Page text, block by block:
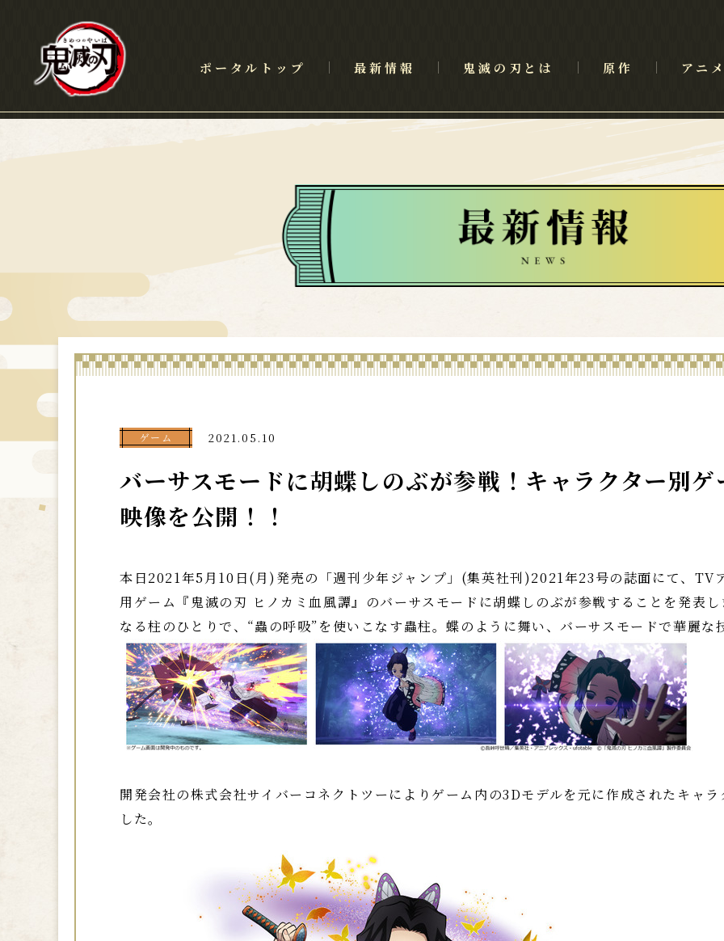
ポータルトップ 最新情報 鬼滅の刃とは 原作 アニ
ゲーム 2021.05.10
バーサスモードに胡蝶しのぶが参戦！キャラクター別
映像を公開！！
本日2021年5月10日(月)発売の「週刊少年ジャンプ」(集英社刊)2021年23号の誌面にて、TV
用ゲーム『鬼滅の刃 ヒノカミ血風譚』のバーサスモードに胡蝶しのぶが参戦することを発表
なる柱のひとりで、“蟲の呼吸”を使いこなす蟲柱。蝶のように舞い、バーサスモードで華麗な
開発会社の株式会社サイバーコネクトツーによりゲーム内の3Dモデルを元に作成されたキャ
した。